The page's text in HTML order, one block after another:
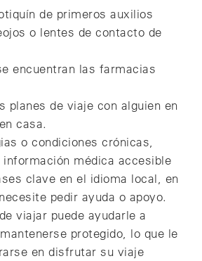
de primeros auxilios
o lentes de contacto de
encuentran las farmacias
planes de viaje con alguien en
casa.
o condiciones crónicas,
información médica accesible
clave en el idioma local, en
pedir ayuda o apoyo.
viajar puede ayudarle a
protegido, lo que le
en disfrutar su viaje